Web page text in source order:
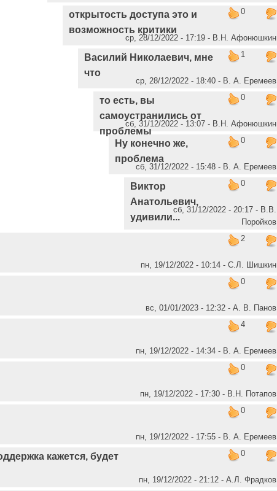
0
открытость доступа это и
возможность критики
ср, 28/12/2022 - 17:19 - В.Н. Афонюшкин
1
Василий Николаевич, мне
что
ср, 28/12/2022 - 18:40 - В. А. Еремеев
0
то есть, вы
самоустранились от
проблемы
сб, 31/12/2022 - 13:07 - В.Н. Афонюшкин
0
Ну конечно же,
проблема
сб, 31/12/2022 - 15:48 - В. А. Еремеев
0
Виктор
Анатольевич,
удивили...
сб, 31/12/2022 - 20:17 - В.В.
Поройков
2
пн, 19/12/2022 - 10:14 - С.Л. Шишкин
0
вс, 01/01/2023 - 12:32 - А. В. Панов
4
пн, 19/12/2022 - 14:34 - В. А. Еремеев
0
пн, 19/12/2022 - 17:30 - В.Н. Потапов
0
пн, 19/12/2022 - 17:55 - В. А. Еремеев
0
кажется, будет
пн, 19/12/2022 - 21:12 - А.Л. Фрадков